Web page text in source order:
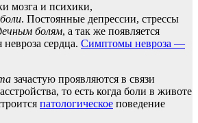
мозга и психики,
. Постоянные депрессии, стрессы
болям, а так же появляется
сердца. Симптомы невроза —
зачастую проявляются в связи
то есть когда боли в животе
патологическое поведение